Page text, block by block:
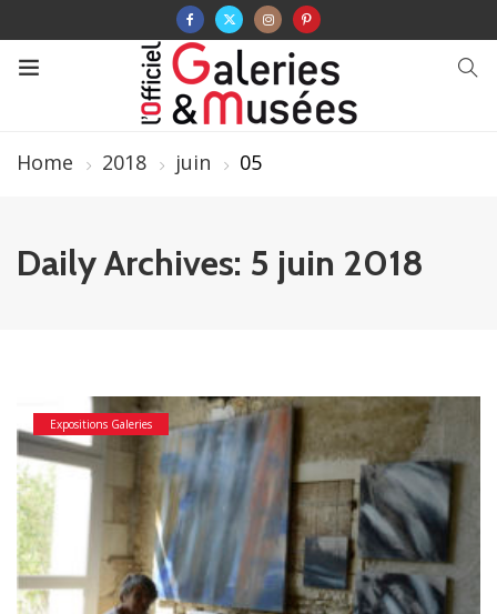
Home 2018 juin 05
Daily Archives: 5 juin 2018
Expositions Galeries